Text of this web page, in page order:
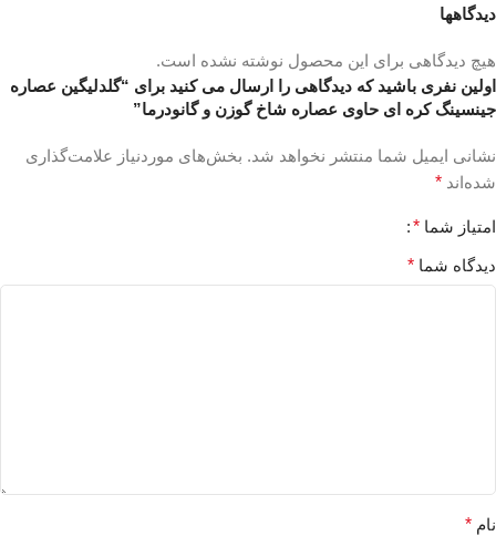
دیدگاهها
هیچ دیدگاهی برای این محصول نوشته نشده است.
اولین نفری باشید که دیدگاهی را ارسال می کنید برای “گلدلیگین عصاره
جینسینگ کره ای حاوی عصاره شاخ گوزن و گانودرما”
نشانی ایمیل شما منتشر نخواهد شد. بخش‌های موردنیاز علامت‌گذاری
شده‌اند *
امتیاز شما *
دیدگاه شما *
نام *